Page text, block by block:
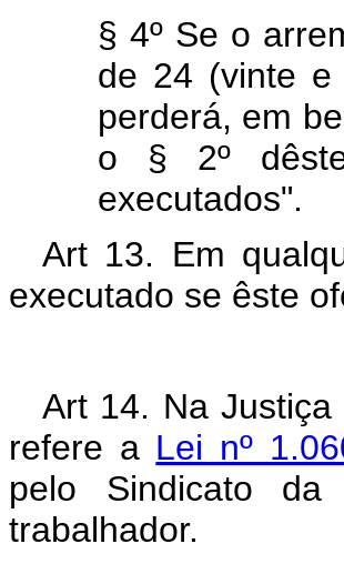
§ 4º Se o
de 24 (vinte e
perderá, em
o § 2º
executados".
Art 13. Em
executado se êste
Art 14. Na
refere a Lei nº
pelo Sindicato
trabalhador.